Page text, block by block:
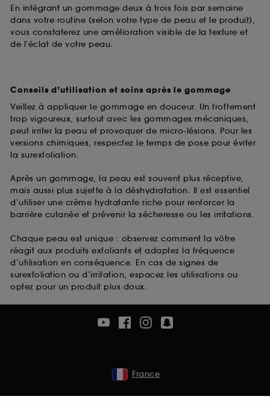
En intégrant un gommage deux à trois fois par semaine
dans votre routine (selon votre type de peau et le produit),
vous constaterez une amélioration visible de la texture et
de l’éclat de votre peau.
Conseils d’utilisation et soins après le gommage
Veillez à appliquer le gommage en douceur. Un frottement
trop vigoureux, surtout avec les gommages mécaniques,
peut irriter la peau et provoquer de micro-lésions. Pour les
versions chimiques, respectez le temps de pose pour éviter
la surexfoliation.
Après un gommage, la peau est souvent plus réceptive,
mais aussi plus sujette à la déshydratation. Il est essentiel
d’utiliser une crème hydratante riche pour renforcer la
barrière cutanée et prévenir la sécheresse ou les irritations.
Chaque peau est unique : observez comment la vôtre
réagit aux produits exfoliants et adaptez la fréquence
d’utilisation en conséquence. En cas de signes de
surexfoliation ou d’irritation, espacez les utilisations ou
optez pour un produit plus doux.
France